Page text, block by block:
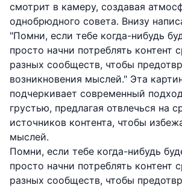
смотрит в камеру, создавая
однобрюдного совета. Внизу
"Помни, если тебе когда-нибудь
просто начни потреблять контент
разных сообществ, чтобы
возникновения мыслей." Эта
подчеркивает современный
грустью, предлагая отвлечься на
источников контента, чтобы
мыслей.
Помни, если тебе когда-нибудь
просто начни потреблять контент
разных сообществ, чтобы